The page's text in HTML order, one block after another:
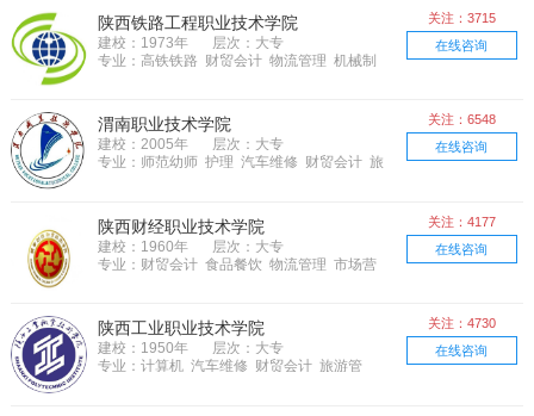
陕西铁路工程职业技术学院
建校：1973年
层次：大专
专业：高铁铁路 财贸会计 物流管理 机械制
关注：3715
在线咨询
渭南职业技术学院
建校：2005年
层次：大专
专业：师范幼师 护理 汽车维修 财贸会计 旅
关注：6548
在线咨询
陕西财经职业技术学院
建校：1960年
层次：大专
专业：财贸会计 食品餐饮 物流管理 市场营
关注：4177
在线咨询
陕西工业职业技术学院
建校：1950年
层次：大专
专业：计算机 汽车维修 财贸会计 旅游管
关注：4730
在线咨询